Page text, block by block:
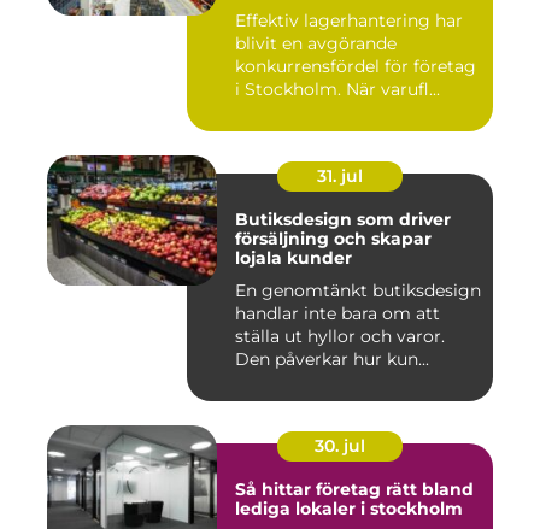
Effektiv lagerhantering har
blivit en avgörande
konkurrensfördel för företag
i Stockholm. När varufl...
31. jul
Butiksdesign som driver
försäljning och skapar
lojala kunder
En genomtänkt butiksdesign
handlar inte bara om att
ställa ut hyllor och varor.
Den påverkar hur kun...
30. jul
Så hittar företag rätt bland
lediga lokaler i stockholm